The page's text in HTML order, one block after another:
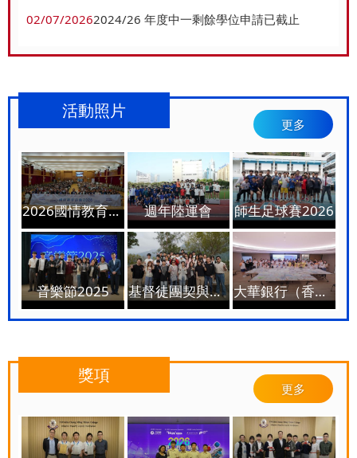
02/07/20262024/26 年度中⼀剩餘學位申請已截止
更多
活動照片
2026國情教育活動開幕禮暨《香港該如何對接國家的『十五五』》講座 週年陸運會 師生足球賽2026
音樂節2025 基督徒團契與宣道會恩澳燒烤旅行 大華銀行（香港) "墨象2035社區計劃"
更多
獎項